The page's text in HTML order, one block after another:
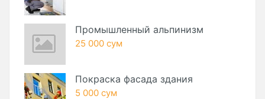
Промышленный альпинизм
25 000 сум
Покраска фасада здания
5 000 сум